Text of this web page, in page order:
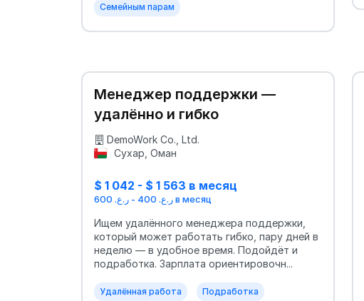
Семейным парам
Менеджер поддержки —
удалённо и гибко
DemoWork Co., Ltd.
Сухар, Оман
$ 1 042 - $ 1 563 в месяц
ر.ع. 400 - ر.ع. 600 в месяц
Ищем удалённого менеджера поддержки,
который может работать гибко, пару дней в
неделю — в удобное время. Подойдёт и
подработка. Зарплата ориентировочн...
Удалённая работа Подработка